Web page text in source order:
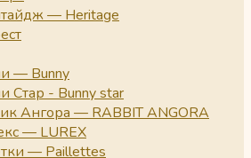
— Heritage
— Bunny
Стар - Bunny star
Ангора — RABBIT ANGORA
— LUREX
— Paillettes